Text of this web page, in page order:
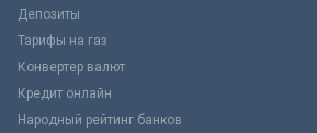
Депозиты
Тарифы на газ
Конвертер валют
Кредит онлайн
Народный рейтинг банков